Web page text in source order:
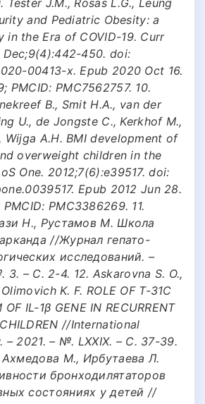
and Pediatric Obesity: a
in the Era of COVID-19. Curr
Dec;9(4):442-450. doi:
00413-x. Epub 2020 Oct 16.
PMCID: PMC7562757. 10.
B., Smit H.A., van der
U., de Jongste C., Kerkhof M.,
Wijga A.H. BMI development of
overweight children in the
One. 2012;7(6):e39517. doi:
Epub 2012 Jun 28.
PMCID: PMC3386269. 11.
Н., Рустамов М. Школа
//Журнал гепато-
исследований. –
3. – С. 2-4. 12. Askarovna S. O.,
K. F. ROLE OF T-31C
OF IL-1β GENE IN RECURRENT
//International
– 2021. – №. LXXIX. – С. 37-39.
М., Ирбутаева Л.
бронходилятаторов
состояниях у детей //